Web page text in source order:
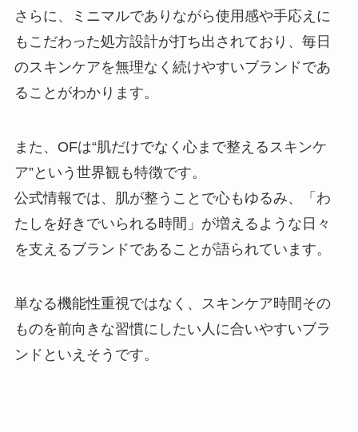
さらに、ミニマルでありながら使用感や手応えに
もこだわった処方設計が打ち出されており、毎日
のスキンケアを無理なく続けやすいブランドであ
ることがわかります。
また、OFは“肌だけでなく心まで整えるスキンケ
ア”という世界観も特徴です。
公式情報では、肌が整うことで心もゆるみ、「わ
たしを好きでいられる時間」が増えるような日々
を支えるブランドであることが語られています。
単なる機能性重視ではなく、スキンケア時間その
ものを前向きな習慣にしたい人に合いやすいブラ
ンドといえそうです。